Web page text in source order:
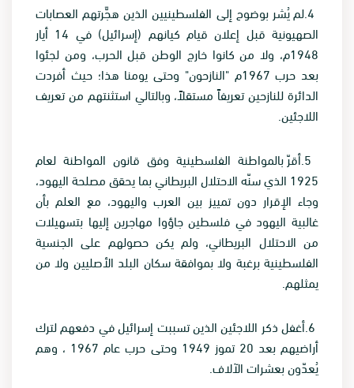
.4لم يُشر بوضوح إلى الفلسطينيين الذين هجَّرتهم العصابات
الصهيونية قبل إعلان قيام كيانهم (إسرائيل) في 14 أيار
1948م، ولا من كانوا خارج الوطن قبل الحرب، ومن لجئوا
بعد حرب 1967م "النازحون" وحتى يومنا هذا؛ حيث أفردت
الدائرة للنازحين تعريفاً مستقلاً، وبالتالي استثنتهم من تعريف
اللاجئين.
.5أقرّ بالمواطنة الفلسطينية وفق قانون المواطنة لعام
1925 الذي سنّه الاحتلال البريطاني بما يحقق مصلحة اليهود،
وجاء الإقرار دون تمييز بين العرب واليهود، مع العلم بأن
غالبية اليهود في فلسطين جاؤوا مهاجرين إليها بتسهيلات
من الاحتلال البريطاني، ولم يكن حصولهم على الجنسية
الفلسطينية برغبة ولا بموافقة سكان البلد الأصليين ولا من
يمثلهم.
.6أغفل ذكر اللاجئين الذين تسببت إسرائيل في دفعهم لترك
أراضيهم بعد 20 تموز 1949 وحتى حرب عام 1967 ، وهم
يُعدّون بعشرات الآلاف.